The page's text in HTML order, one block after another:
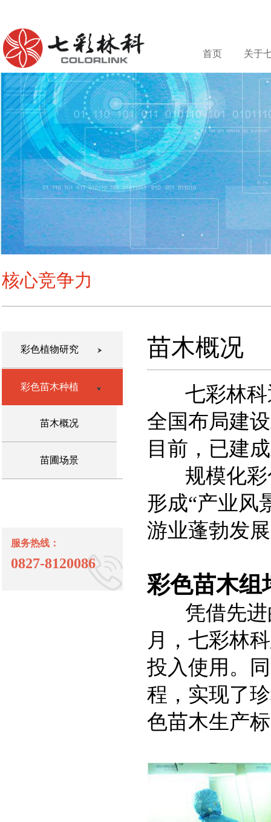
首页 关于
核心竞争力
彩色植物研究
彩色苗木种植
苗木概况
苗圃场景
服务热线：
0827-8120086
苗木概况
七彩林科
全国布局建
目前，已建
规模化彩
形成“产业风
游业蓬勃发
彩色苗木组
凭借先
月，七彩林
投入使用。
程，实现了
色苗木生产